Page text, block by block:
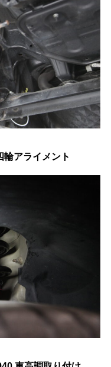
アライメント